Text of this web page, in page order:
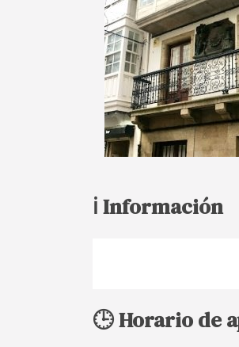
ℹ️ Información
🕒 Horario de